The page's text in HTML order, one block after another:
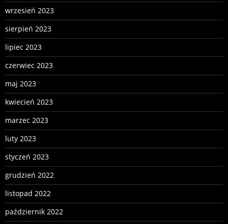
wrzesień 2023
sierpień 2023
lipiec 2023
czerwiec 2023
maj 2023
kwiecień 2023
marzec 2023
luty 2023
styczeń 2023
grudzień 2022
listopad 2022
październik 2022